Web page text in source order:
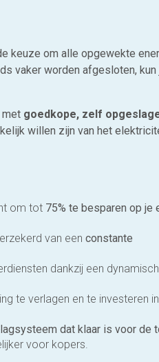
keuze om alle opgewekte
vaker worden afgesloten, kun
goedkope, zelf
willen zijn van het
om tot 75% te besparen op je
van een constante
dankzij een dynamisch
te verlagen en te investeren
dat klaar is voor de
voor kopers.